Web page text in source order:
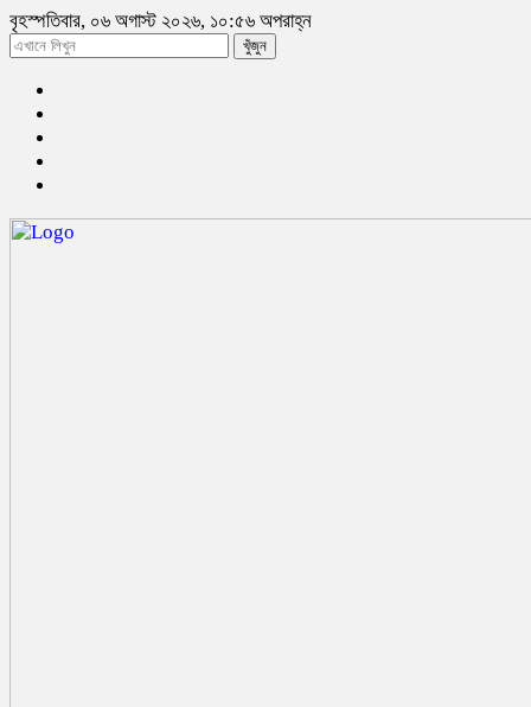
বৃহস্পতিবার, ০৬ অগাস্ট ২০২৬, ১০:৫৬ অপরাহ্ন
খুঁজুন